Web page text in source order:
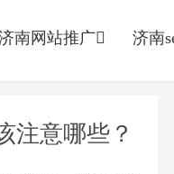
南网站推广 济南
注意哪些？